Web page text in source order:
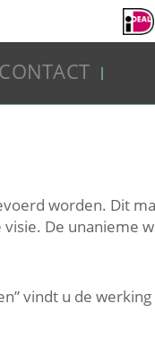
CONTACT
worden. Dit
De unanieme
vindt u de